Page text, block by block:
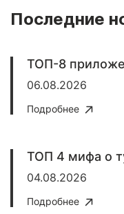
Последние
ТОП-8
06.08.2026
Подробнее
ТОП 4 мифа о
04.08.2026
Подробнее